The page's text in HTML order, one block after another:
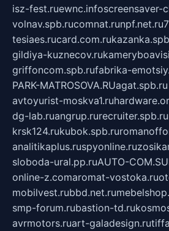
isz-fest.ruewnc.infoscreensaver-
volnav.spb.rucomnat.runpf.net.ru
tesiaes.rucard.com.ru
gildiya-kuznecov.ru
griffoncom.spb.rufabrika-
PARK-MATROSOVA.RUagat.spb.ru
avtoyurist-moskva1.ru
dg-lab.ruangrup.rurecruiter.spb.ru
krsk124.rukubok.spb.ru
analitikaplus.ruspyonline.ru
sloboda-ural.pp.ruAUTO-COM.SU
online-z.comaromat-vostoka.ru
mobilvest.rubbd.net.ru
smp-forum.rubastion-td.ru
avrmotors.ruart-galadesign.ru